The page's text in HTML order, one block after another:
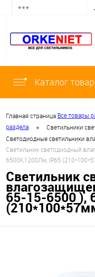
Каталог
Главная страница Все товары
раздела
• Светильники
Светодиодные светильники
Светильник светодиодный
6500К,1200Лм, IP65
Светильник
65-15-6500 ),